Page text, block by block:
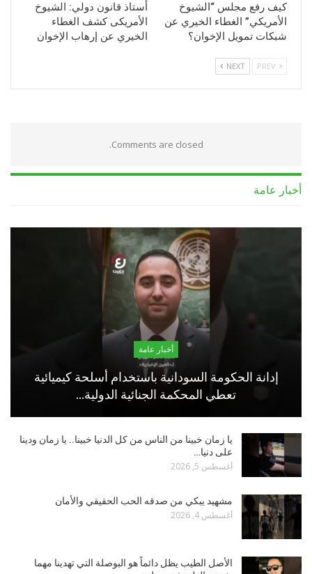
كيف رفع مجلس “الشيوخ
الأمريكي” الغطاء الخيري عن
شبكات تمويل الإخوان؟
أستاذ قانون دولي: الشيوخ
الأمريكى كشف الغطاء
الخيري عن إرهاب الإخوان
NEXT
Comments are closed.
أخبار عامة
أخبار عامة
إدانة الحكومة السودانية باستخدام أسلحة كيميائية
تعطي المحكمة الجنائية الدولية…
يا زمان خبينا من الناس من كل الدنيا خبينا.. يا زمان ودينا
على دنيا…
أغسطس 5, 2026
مشهيد يبكي من صدقه الحب الحقيقي والأمان
أغسطس 4, 2026
الأصل الطيب يظل دائماً هو البوصلة التي تهدينا مهما